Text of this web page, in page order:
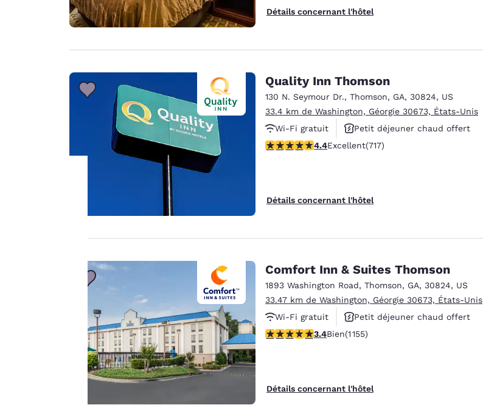
Détails concernant l'hôtel
Quality Inn Thomson
130 N. Seymour Dr., Thomson, GA, 30824, US
33.4 km de Washington, Géorgie 30673, États-Unis
Wi-Fi gratuit
Petit déjeuner chaud offert
Centre d’affaires
4.4 étoiles. Excellent. 717 commentaires
4.4Excellent(717)
Détails concernant l'hôtel
Comfort Inn & Suites Thomson
1893 Washington Road, Thomson, GA, 30824, US
33.47 km de Washington, Géorgie 30673, États-Unis
Wi-Fi gratuit
Petit déjeuner chaud offert
Animaux acceptés
3.37 étoiles. Bien. 1155 commentaires
3.4Bien(1 155)
Détails concernant l'hôtel
de votre
vie privée
est notre
priorité.
Notre site internet
utilise des cookies, y